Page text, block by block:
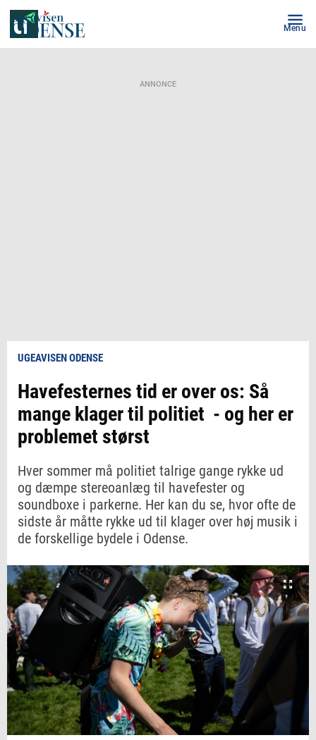
Menu
ANNONCE
UGEAVISEN ODENSE
Havefesternes tid er over os: Så
mange klager til politiet - og her er
problemet størst
Hver sommer må politiet talrige gange rykke ud
og dæmpe stereoanlæg til havefester og
soundboxe i parkerne. Her kan du se, hvor ofte de
sidste år måtte rykke ud til klager over høj musik i
de forskellige bydele i Odense.